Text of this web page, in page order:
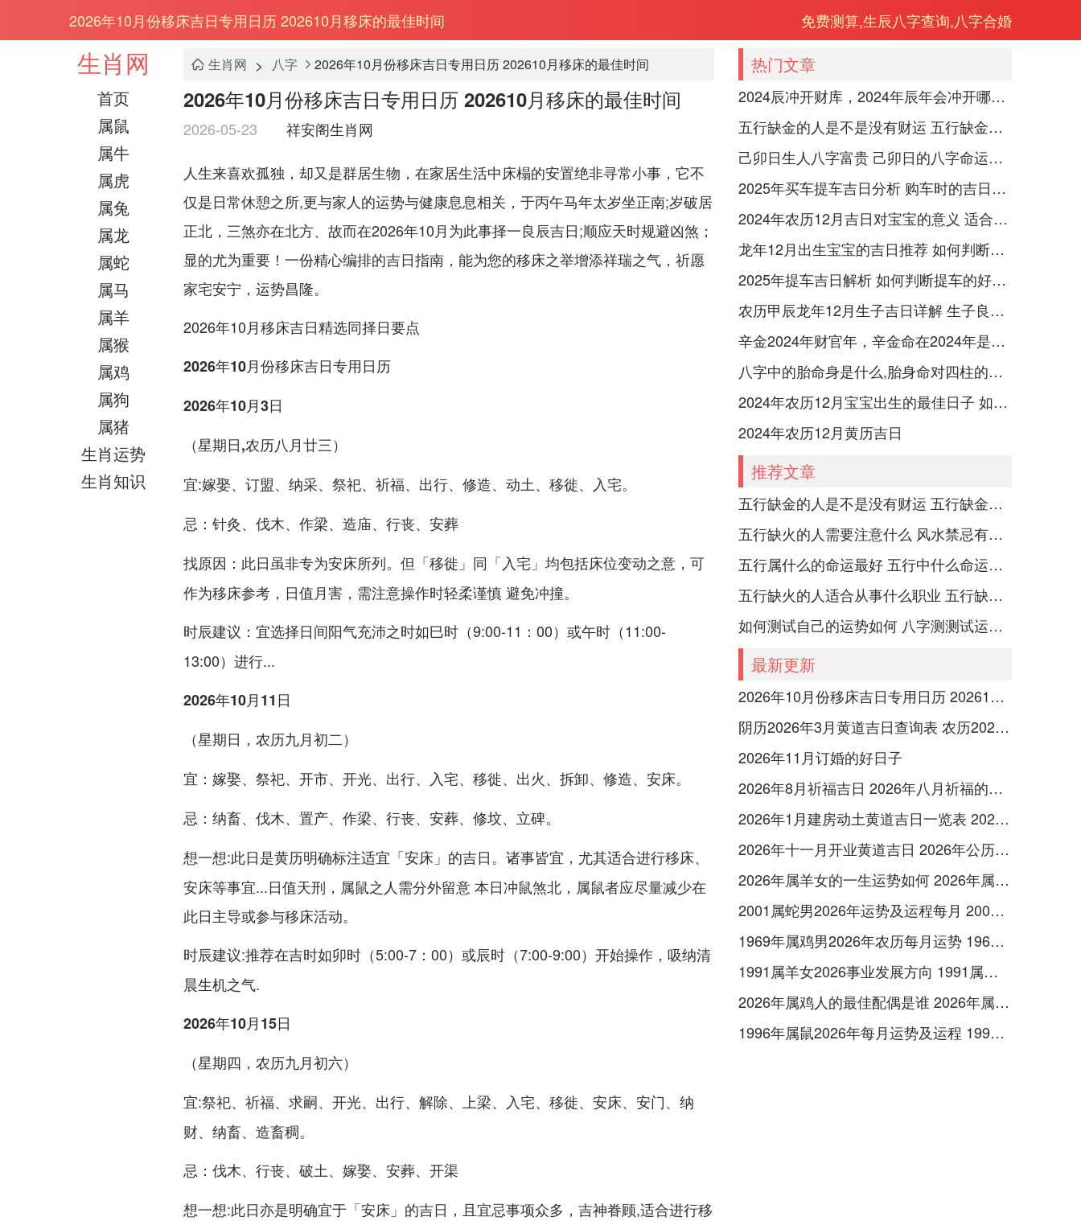
2026年10月份移床吉日专用日历 202610月移床的最佳时间 免费测算,生辰八字查询,八字合婚
生肖网
首页
属鼠
属牛
属虎
属兔
属龙
属蛇
属马
属羊
属猴
属鸡
属狗
属猪
生肖运势
生肖知识
生肖网 > 八字 2026年10月份移床吉日专用日历 202610月移床的最佳时间
2026年10月份移床吉日专用日历 202610月移床的最佳时间
2026-05-23 祥安阁生肖网
人生来喜欢孤独，却又是群居生物，在家居生活中床榻的安置绝非寻常小事，它不
仅是日常休憩之所,更与家人的运势与健康息息相关，于丙午马年太岁坐正南;岁破居
正北，三煞亦在北方、故而在2026年10月为此事择一良辰吉日;顺应天时规避凶煞；
显的尤为重要！一份精心编排的吉日指南，能为您的移床之举增添祥瑞之气，祈愿
家宅安宁，运势昌隆。
2026年10月移床吉日精选同择日要点
2026年10月份移床吉日专用日历
2026年10月3日
（星期日,农历八月廿三）
宜:嫁娶、订盟、纳采、祭祀、祈福、出行、修造、动土、移徙、入宅。
忌 ：针灸、伐木、作梁、造庙、行丧、安葬
找原因 ：此日虽非专为安床所列。但「移徙」同「入宅」均包括床位变动之意，可
作为移床参考，日值月害，需注意操作时轻柔谨慎 避免冲撞。
时辰建议 ：宜选择日间阳气充沛之时如巳时（9:00-11：00）或午时（11:00-
13:00）进行...
2026年10月11日
（星期日，农历九月初二）
宜 ：嫁娶、祭祀、开市、开光、出行、入宅、移徙、出火、拆卸、修造、 安床。
忌 ：纳畜、伐木、置产、作梁、行丧、安葬、修坟、立碑。
想一想:此日是黄历明确标注适宜「安床」的吉日。诸事皆宜，尤其适合进行移床、
安床等事宜...日值天刑，属鼠之人需分外留意 本日冲鼠煞北，属鼠者应尽量减少在
此日主导或参与移床活动。
时辰建议:推荐在吉时如卯时（5:00-7：00）或辰时（7:00-9:00）开始操作，吸纳清
晨生机之气.
2026年10月15日
（星期四，农历九月初六）
宜:祭祀、祈福、求嗣、开光、出行、解除、上梁、入宅、移徙、 安床、安门、纳
财、纳畜、造畜稠。
忌 ：伐木、行丧、破土、嫁娶、安葬、开渠
想一想:此日亦是明确宜于「安床」的吉日，且宜忌事项众多，吉神眷顾,适合进行移
热门文章
2024辰冲开财库，2024年辰年会冲开哪些人的财库
五行缺金的人是不是没有财运 五行缺金的人命运好不好
己卯日生人八字富贵 己卯日的八字命运如何
2025年买车提车吉日分析 购车时的吉日与禁忌
2024年农历12月吉日对宝宝的意义 适合龙年宝宝出生的日子有哪些
龙年12月出生宝宝的吉日推荐 如何判断吉日是否适合宝宝
2025年提车吉日解析 如何判断提车的好日子
农历甲辰龙年12月生子吉日详解 生子良辰的影响因素
辛金2024年财官年，辛金命在2024年是财官年还是财印年
八字中的胎命身是什么,胎身命对四柱的影响
2024年农历12月宝宝出生的最佳日子 如何挑选适合的吉日
2024年农历12月黄历吉日
推荐文章
五行缺金的人是不是没有财运 五行缺金的人命运好不好
五行缺火的人需要注意什么 风水禁忌有哪些
五行属什么的命运最好 五行中什么命运势旺盛
五行缺火的人适合从事什么职业 五行缺火的人适合从事的职业有哪些
如何测试自己的运势如何 八字测测试运运程
最新更新
2026年10月份移床吉日专用日历 202610月移床的最佳时间
阴历2026年3月黄道吉日查询表 农历2026年3月26日是黄道吉日吗
2026年11月订婚的好日子
2026年8月祈福吉日 2026年八月祈福的日子有哪些
2026年1月建房动土黄道吉日一览表 2026年6月份建房动土黄道吉日
2026年十一月开业黄道吉日 2026年公历11月开业吉日
2026年属羊女的一生运势如何 2026年属羊女的全年运势
2001属蛇男2026年运势及运程每月 2001属蛇男2026年有木有桃花运
1969年属鸡男2026年农历每月运势 1969年属鸡男晚年命
1991属羊女2026事业发展方向 1991属羊女2026年的运势及运程
2026年属鸡人的最佳配偶是谁 2026年属鸡人的全年运势如何
1996年属鼠2026年每月运势及运程 1996年属鼠2026年运势